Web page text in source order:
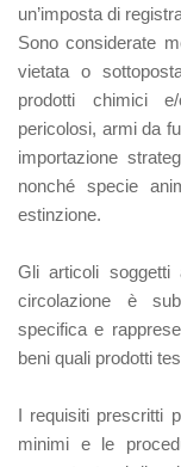
un’imposta di
Sono considerate
vietata o
prodotti chimici e/
pericolosi, armi da
importazione
nonché specie
estinzione.
Gli articoli
circolazione è
specifica e
beni quali prodotti
I requisiti prescritti
minimi e le